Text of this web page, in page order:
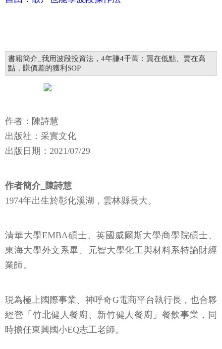
書籍簡介_我用波段投資法，4年賺4千萬：買在低點、賣在高
點，賺價差的獲利SOP
作者：陳詩慧
出版社：采實文化
出版日期：2021/07/29
作者簡介_陳詩慧
1974年出生於彰化溪湖，雲林縣長大。
清華大學EMBA碩士、英國威爾斯大學商學院碩士、
東海大學外文系畢、元智大學化工與材料系特論財經
業師。
現為極上國際事業、神呼奇G電商平台執行長，也合夥
經營「竹北健人餐廚、新竹健人餐廚」餐飲事業，同
時擔任東興國小EQ志工老師。